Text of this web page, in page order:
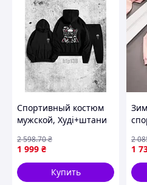
Похожие товары по
Спортивный костюм
мужской, Худі+штани
1 999 ₴
2 598.70₴
Купить
1
2